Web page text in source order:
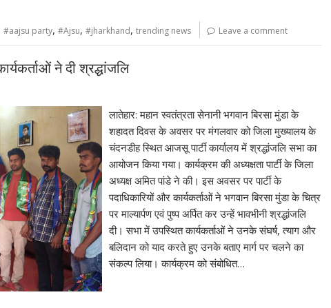
#aajsu party, #Ajsu, #jharkhand, trending news Leave a comment
ने दी श्रद्धांजलि
लातेहार: महान स्वतंत्रता सेनानी भगवान बिरसा मुंडा के
शहादत दिवस के अवसर पर मंगलवार को जिला मुख्यालय के
चंदनडीह स्थित आजसू पार्टी कार्यालय में श्रद्धांजलि सभा का
आयोजन किया गया। कार्यक्रम की अध्यक्षता पार्टी के जिला
अध्यक्ष अमित पांडे ने की। इस अवसर पर पार्टी के
पदाधिकारियों और कार्यकर्ताओं ने भगवान बिरसा मुंडा के चित्र
पर माल्यार्पण एवं पुष्प अर्पित कर उन्हें भावभीनी श्रद्धांजलि
दी। सभा में उपस्थित कार्यकर्ताओं ने उनके संघर्ष, त्याग और
बलिदान को याद करते हुए उनके बताए मार्ग पर चलने का
संकल्प लिया। कार्यक्रम को संबोधित…